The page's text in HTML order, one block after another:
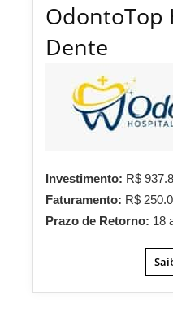
OdontoTop
Dente
Investimento: R$
Faturamento: R$
Prazo de Retorno: 18